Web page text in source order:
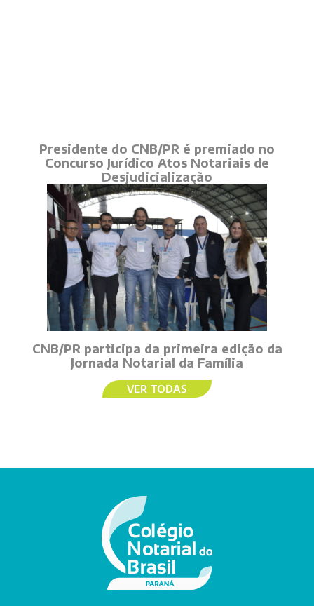
Presidente do CNB/PR é premiado no
Concurso Jurídico Atos Notariais de
Desjudicialização
CNB/PR participa da primeira edição da
Jornada Notarial da Família
VER TODAS